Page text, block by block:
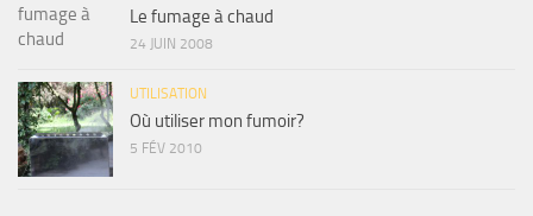
Le fumage à chaud
24 JUIN 2008
UTILISATION
Où utiliser mon fumoir?
5 FÉV 2010